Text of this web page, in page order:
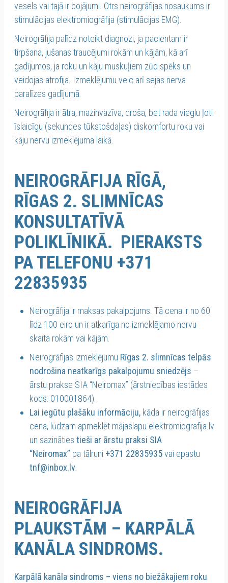
vesels vai tajā ir bojājumi. Otrs neirogrāfijas nosaukums ir
stimulācijas elektromiogrāfija (stimulācijas EMG).
Neirogrāfija palīdz noteikt diagnozi, ja pacientam ir
tirpšana, jušanas traucējumi rokām un kājām, kā arī
gadījumos, ja roku un kāju muskuļiem zūd spēks un
veidojas atrofija. Izmeklējumu veic arī sejas nerva
paralīzes gadījumā.
Neirogrāfija ir ātra, mazinvazīva, droša, bet rada vieglu ļoti
īslaicīgu (sekundes tūkstošdaļas) diskomfortu roku vai
kāju nervu izmeklējuma laikā.
NEIROGRĀFIJA RĪGĀ,
RĪGAS 2. SLIMNĪCAS
KONSULTATĪVĀ
POLIKLĪNIKĀ. PIERAKSTS
PA TELEFONU +371
22835935
Neirogrāfija ir maksas pakalpojums. Tā cena ir no 60
līdz 100 eiro un ir atkarīga no izmeklējamo nervu
skaita rokām vai kājām.
Neirogrāfijas izmeklējumu Rīgas 2. slimnīcas telpās
nodrošina neatkarīgs pakalpojumu sniedzējs –
ārstu prakse SIA “Neiromax” (ārstniecības iestādes
kods: 010001864).
Lai iegūtu plašāku informāciju,kāda ir neirogrāfijas
cena, lūdzam apmeklēt mājaslapu elektromiografija.lv
un sazināties tieši ar ārstu praksi SIA
“Neiromax” pa tālruni +371 22835935vai epastu
tnf@inbox.lv.
NEIROGRĀFIJA
PLAUKSTĀM – KARPĀLĀ
KANĀLA SINDROMS.
Karpālā kanāla sindroms – viens no biežākajiem roku